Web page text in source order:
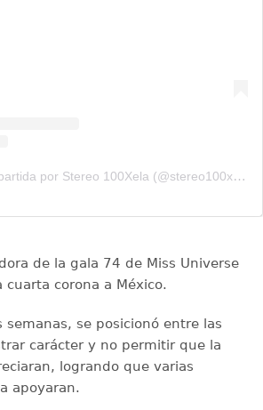
Una publicación compartida por Stereo 100Xela (@stereo100xela)
de la gala 74 de Miss Universe
corona a México.
semanas, se posicionó entre las
carácter y no permitir que la
logrando que varias
apoyaran.